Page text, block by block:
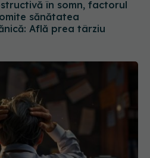
sănătatea
Află prea târziu